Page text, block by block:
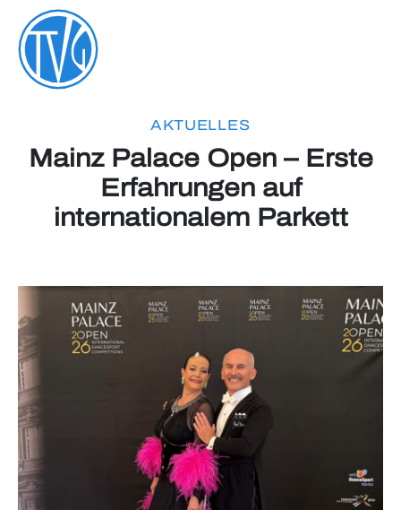
AKTUELLES
Mainz Palace Open – Erste
Erfahrungen auf
internationalem Parkett